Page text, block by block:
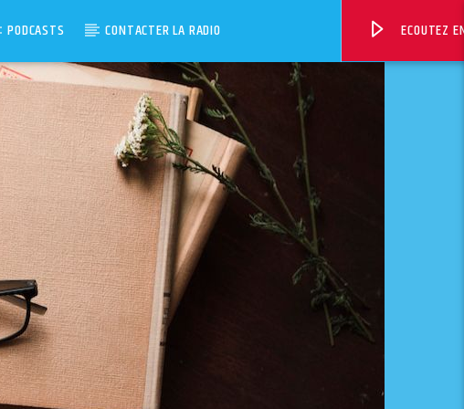
PODCASTS CONTACTER LA RADIO ECOUTEZ